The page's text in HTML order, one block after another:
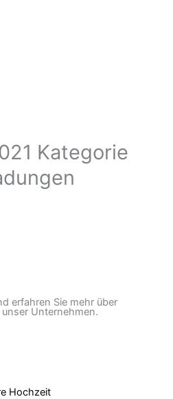
Kategorie
erfahren Sie mehr über
Unternehmen.
Hochzeit